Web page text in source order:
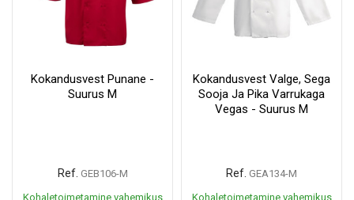
Kokandusvest Punane -
Suurus M
Ref. GEB106-M
Kohaletoimetamine vahemikus
Kokandusvest Valge, Sega
Sooja Ja Pika Varrukaga
Vegas - Suurus M
Ref. GEA134-M
Kohaletoimetamine vahemikus